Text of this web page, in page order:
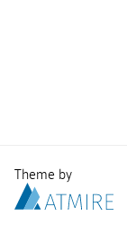
Theme by